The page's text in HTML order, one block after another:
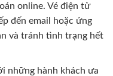
online. Vé điện tử
đến email hoặc ứng
và tránh tình trạng hết
những hành khách ưa